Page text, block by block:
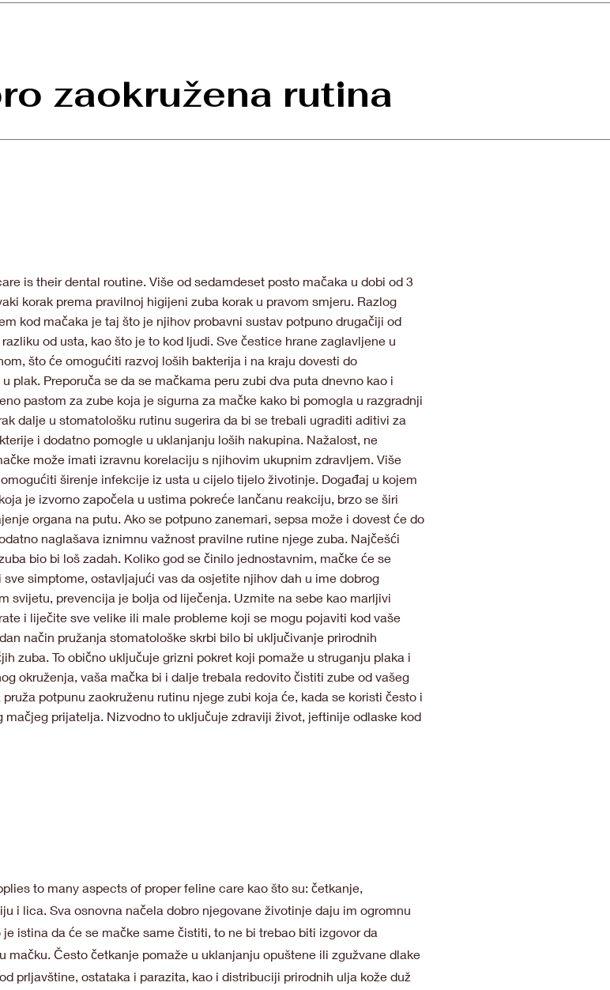
zaokružena rutina
is their dental routine. Više od sedamdeset posto mačaka u dobi od 3
korak prema pravilnoj higijeni zuba korak u pravom smjeru. Razlog
kod mačaka je taj što je njihov probavni sustav potpuno drugačiji od
od usta, kao što je to kod ljudi. Sve čestice hrane zaglavljene u
što će omogućiti razvoj loših bakterija i na kraju dovesti do
plak. Preporuča se da se mačkama peru zubi dva puta dnevno kao i
pastom za zube koja je sigurna za mačke kako bi pomogla u razgradnji
dalje u stomatološku rutinu sugerira da bi se trebali ugraditi aditivi za
i dodatno pomogle u uklanjanju loših nakupina. Nažalost, ne
može imati izravnu korelaciju s njihovim ukupnim zdravljem. Više
širenje infekcije iz usta u cijelo tijelo životinje. Događaj u kojem
je izvorno započela u ustima pokreće lančanu reakciju, brzo se širi
organa na putu. Ako se potpuno zanemari, sepsa može i dovest će do
naglašava iznimnu važnost pravilne rutine njege zuba. Najčešći
bio bi loš zadah. Koliko god se činilo jednostavnim, mačke će se
simptome, ostavljajući vas da osjetite njihov dah u ime dobrog
svijetu, prevencija je bolja od liječenja. Uzmite na sebe kao marljivi
i liječite sve velike ili male probleme koji se mogu pojaviti kod vaše
način pružanja stomatološke skrbi bilo bi uključivanje prirodnih
zuba. To obično uključuje grizni pokret koji pomaže u struganju plaka i
okruženja, vaša mačka bi i dalje trebala redovito čistiti zube od vašeg
potpunu zaokruženu rutinu njege zubi koja će, kada se koristi često i
prijatelja. Nizvodno to uključuje zdraviji život, jeftinije odlaske kod
to many aspects of proper feline care kao što su: četkanje,
i lica. Sva osnovna načela dobro njegovane životinje daju im ogromnu
istina da će se mačke same čistiti, to ne bi trebao biti izgovor da
mačku. Često četkanje pomaže u uklanjanju opuštene ili zgužvane dlake
prljavštine, ostataka i parazita, kao i distribuciji prirodnih ulja kože duž